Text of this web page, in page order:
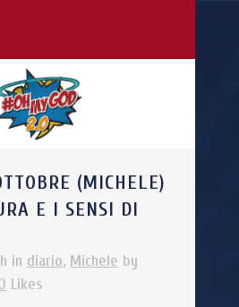
(MICHELE)
E I SENSI DI
in diario, Michele by
Likes